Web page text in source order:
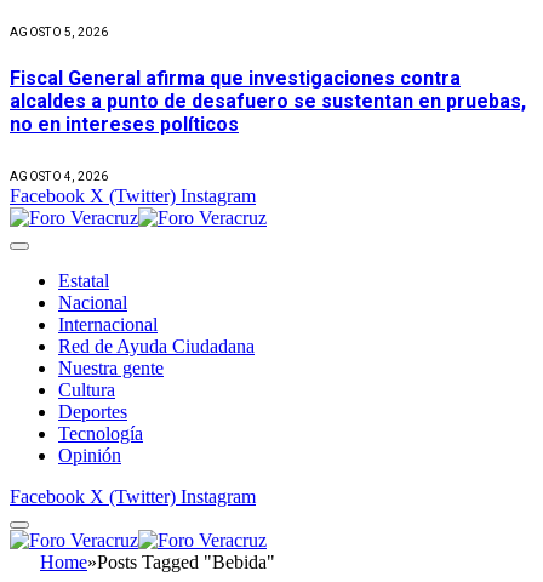
AGOSTO 5, 2026
Fiscal General afirma que investigaciones contra
alcaldes a punto de desafuero se sustentan en pruebas,
no en intereses políticos
AGOSTO 4, 2026
Facebook X (Twitter) Instagram
Estatal
Nacional
Internacional
Red de Ayuda Ciudadana
Nuestra gente
Cultura
Deportes
Tecnología
Opinión
Facebook X (Twitter) Instagram
Home»Posts Tagged "Bebida"